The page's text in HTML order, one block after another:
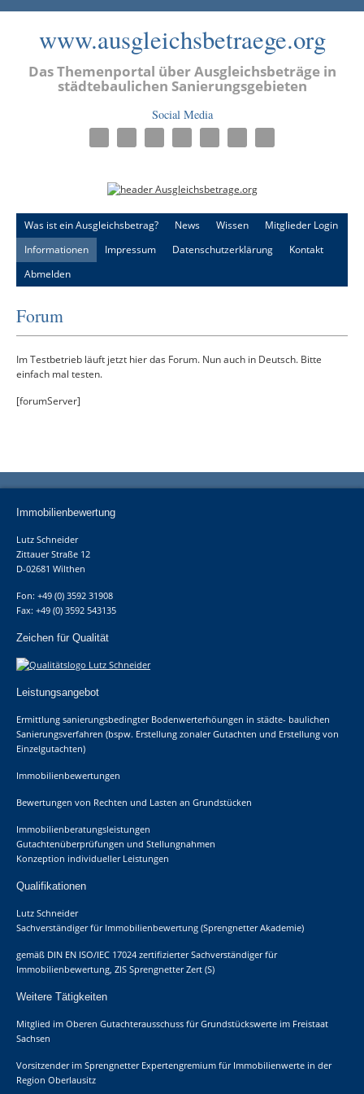
www.ausgleichsbetraege.org
Das Themenportal über Ausgleichsbeträge in
städtebaulichen Sanierungsgebieten
Social Media
Was ist ein Ausgleichsbetrag? News Wissen
Mitglieder Login
Informationen
Impressum Datenschutzerklärung
Kontakt
Abmelden
Forum
Im Testbetrieb läuft jetzt hier das Forum. Nun auch in Deutsch. Bitte
einfach mal testen.
[forumServer]
Immobilienbewertung
Lutz Schneider
Zittauer Straße 12
D-02681 Wilthen
Fon: +49 (0) 3592 31908
Fax: +49 (0) 3592 543135
Zeichen für Qualität
Leistungsangebot
Ermittlung sanierungsbedingter Bodenwerterhöungen in städte- baulichen
Sanierungsverfahren (bspw. Erstellung zonaler Gutachten und Erstellung von
Einzelgutachten)
Immobilienbewertungen
Bewertungen von Rechten und Lasten an Grundstücken
Immobilienberatungsleistungen
Gutachtenüberprüfungen und Stellungnahmen
Konzeption individueller Leistungen
Qualifikationen
Lutz Schneider
Sachverständiger für Immobilienbewertung (Sprengnetter Akademie)
gemäß DIN EN ISO/IEC 17024 zertifizierter Sachverständiger für
Immobilienbewertung, ZIS Sprengnetter Zert (S)
Weitere Tätigkeiten
Mitglied im Oberen Gutachterausschuss für Grundstückswerte im Freistaat
Sachsen
Vorsitzender im Sprengnetter Expertengremium für Immobilienwerte in der
Region Oberlausitz